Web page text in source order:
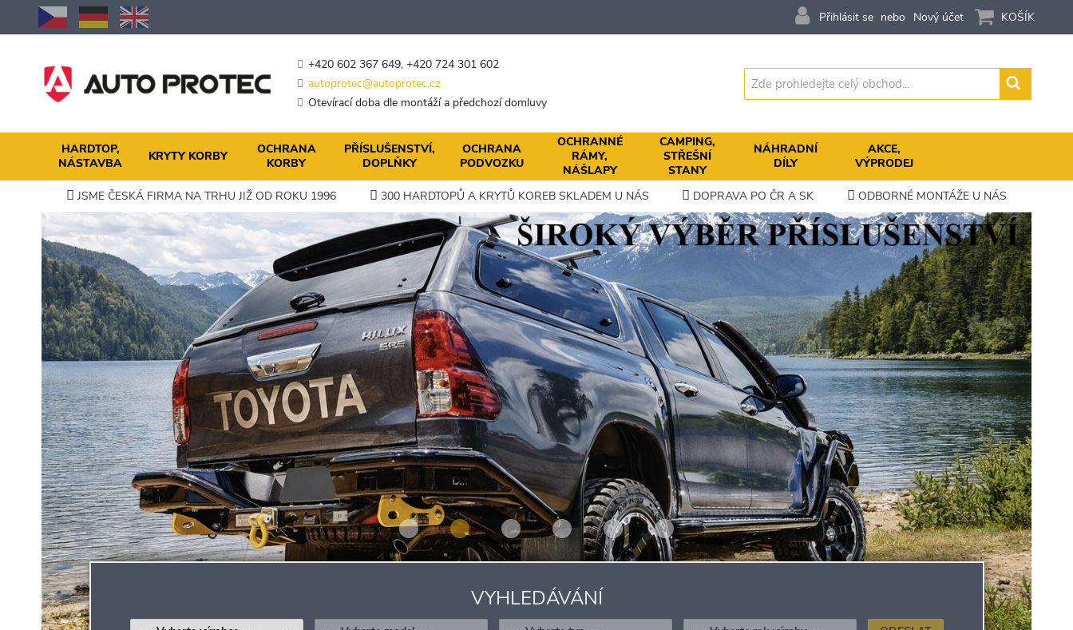
Přejít
na
obsah
KOŠÍK
Přihlásit se Nový účet
+420 602 367 649, +420 724 301 602
autoprotec@autoprotec.cz
Otevírací doba dle montáží a předchozí domluvy
Vyhledávání
HARDTOP,
NÁSTAVBA
KRYTY KORBY
OCHRANA
KORBY
PŘÍSLUŠENSTVÍ,
DOPLŇKY
OCHRANA
PODVOZKU
OCHRANNÉ
RÁMY,
NÁŠLAPY
CAMPING,
STŘEŠNÍ
STANY
NÁHRADNÍ
DÍLY
AKCE,
VÝPRODEJ
JSME ČESKÁ FIRMA NA TRHU JIŽ OD ROKU 1996 300 HARDTOPŮ A KRYTŮ KOREB SKLADEM U NÁS DOPRAVA PO ČR A SK ODBORNÉ MONTÁŽE U NÁS
VYHLEDÁVÁNÍ